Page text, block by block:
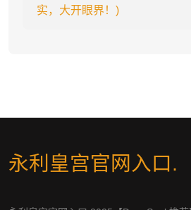
实，大开眼界！)
永利皇宫官网入口.